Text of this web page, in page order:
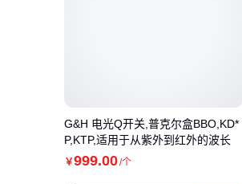
G&H 电光Q开关,普克尔盒BBO,KD*
P,KTP,适用于从紫外到红外的波长
￥999.00/个